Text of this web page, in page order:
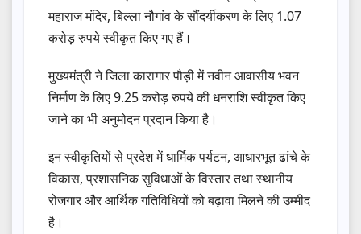
महाराज मंदिर, बिल्ला नौगांव के सौंदर्यीकरण के लिए 1.07
करोड़ रुपये स्वीकृत किए गए हैं।
मुख्यमंत्री ने जिला कारागार पौड़ी में नवीन आवासीय भवन
निर्माण के लिए 9.25 करोड़ रुपये की धनराशि स्वीकृत किए
जाने का भी अनुमोदन प्रदान किया है।
इन स्वीकृतियों से प्रदेश में धार्मिक पर्यटन, आधारभूत ढांचे के
विकास, प्रशासनिक सुविधाओं के विस्तार तथा स्थानीय
रोजगार और आर्थिक गतिविधियों को बढ़ावा मिलने की उम्मीद
है।